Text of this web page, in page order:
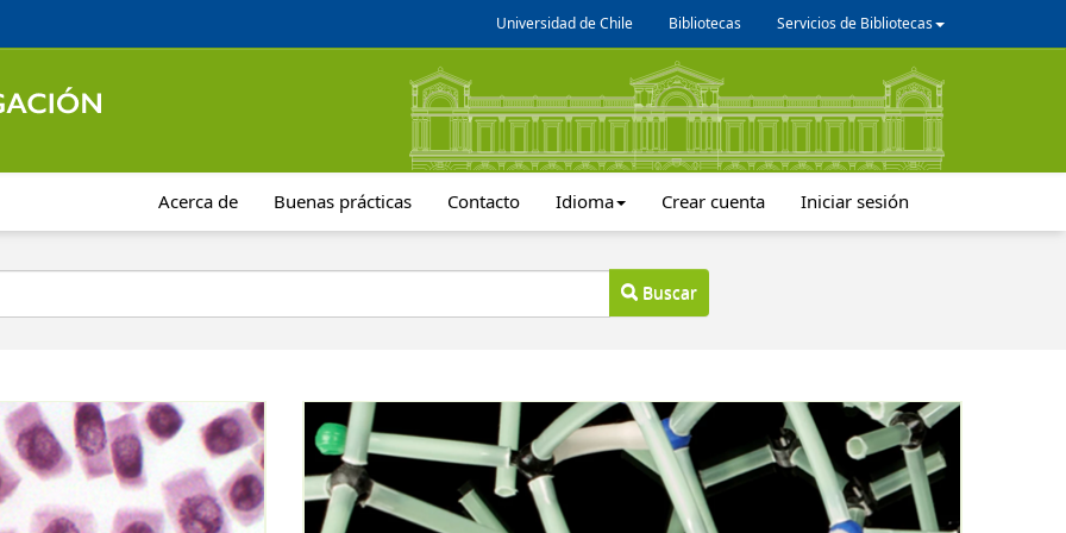
Universidad de Chile Bibliotecas Servicios de Bibliotecas
Acerca de Buenas prácticas Contacto Idioma Crear cuenta Iniciar sesión
Buscar